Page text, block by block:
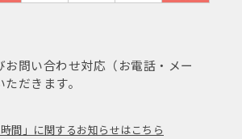
問い合わせ対応（お電話・メー
だきます。
間」に関するお知らせはこちら